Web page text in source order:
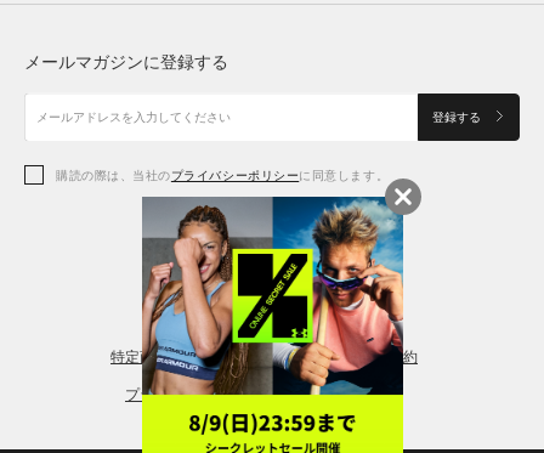
アクセサリー
アクセサリー
シューズ
アクセサリー
レギンス＆タイツ
シューズ
メールマガジンに登録する
登録する
購読の際は、当社のプライバシーポリシーに同意します。
特定商取引法に基づく通販の表記 会員規約
プライバシーポリシー